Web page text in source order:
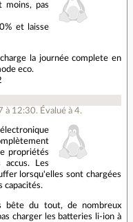
moins, pas
et laisse
la journée complete en
eco.
à 12:30. Évalué à 4.
propriétés
accus. Les
lorsqu'elles sont chargées
capacités.
bête du tout, de nombreux
charger les batteries li-ion à